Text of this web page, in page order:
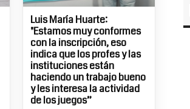
Luis María Huarte:
"Estamos muy conformes
con la inscripción, eso
indica que los profes y las
instituciones están
haciendo un trabajo bueno
y les interesa la actividad
de los juegos”